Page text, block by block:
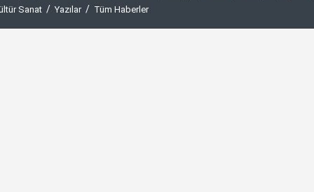
Sanat
Yazılar Tüm Haberler